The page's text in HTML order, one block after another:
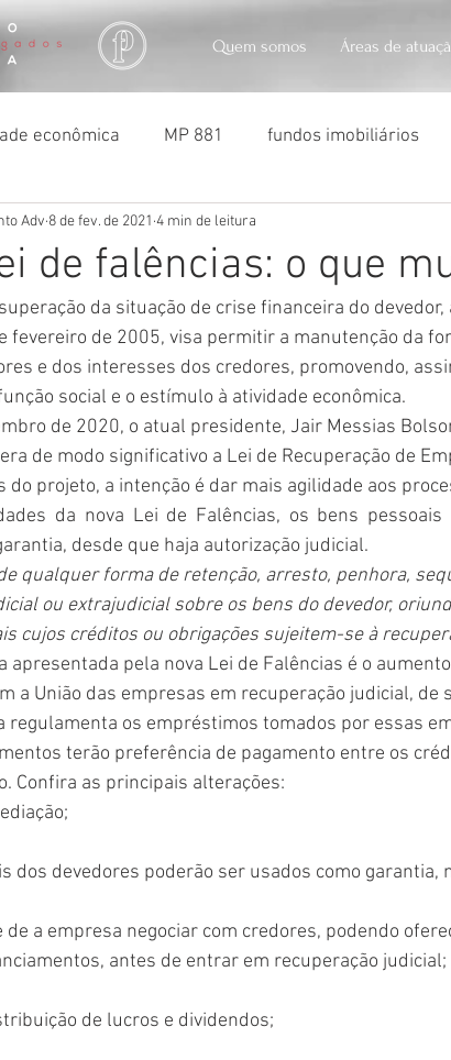
Quem somos Áreas de
econômica MP 881 fundos imobiliários
usocapião usucapião
de falências: o que
Adv 8 de fev. de 2021 4 min de leitura
da situação de crise financeira do devedor,
fevereiro de 2005, visa permitir a manutenção da
e dos interesses dos credores, promovendo,
social e o estímulo à atividade econômica.
de 2020, o atual presidente, Jair Messias
de modo significativo a Lei de Recuperação de
do projeto, a intenção é dar mais agilidade aos
da nova Lei de Falências, os bens
desde que haja autorização judicial.
qualquer forma de retenção, arresto, penhora,
ou extrajudicial sobre os bens do devedor,
cujos créditos ou obrigações sujeitem-se à
apresentada pela nova Lei de Falências é o
a União das empresas em recuperação judicial, de
regulamenta os empréstimos tomados por essas
terão preferência de pagamento entre os
Confira as principais alterações:
dos devedores poderão ser usados como garantia,
a empresa negociar com credores, podendo
antes de entrar em recuperação judicial;
de lucros e dividendos;